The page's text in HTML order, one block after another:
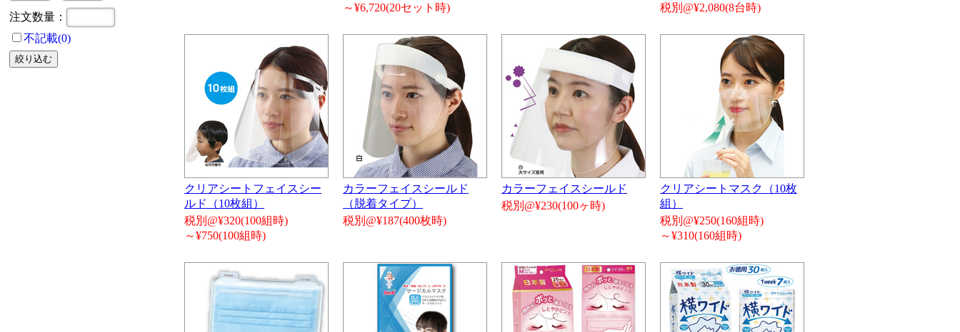
注文数量：
不記載(0)
～¥6,720(20セット時)
税別@¥2,080(8台時)
クリアシートフェイスシー
ルド（10枚組）
税別@¥320(100組時)
～¥750(100組時)
カラーフェイスシールド
（脱着タイプ）
税別@¥187(400枚時)
カラーフェイスシールド
税別@¥230(100ヶ時)
クリアシートマスク（10枚
組）
税別@¥250(160組時)
～¥310(160組時)